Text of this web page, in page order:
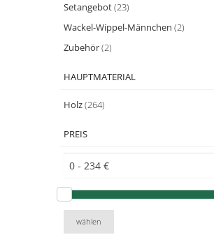
Setangebot(23)
Wackel-Wippel-Männchen (2)
Zubehör(2)
HAUPTMATERIAL
Holz(264)
PREIS
wählen